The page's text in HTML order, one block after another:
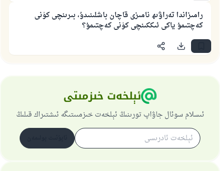
رامىزاندا تەراۋىھ نامىزى قاچان باشلىنىدۇ، بىرىنچى كۈنى
كەچتىمۇ ياكى ئىككىنچى كۈنى كەچتىمۇ؟
ئېلخەت خىزمىتى
ئىسلام سوئال جاۋاپ تورىنىڭ ئېلخەت خىزمىىتىگە ئىشتىراك قىلىڭ
ئۇممەتكە جاۋاپ بېرىشىمىزگە ياردەم قىلىڭ
پەيغەمبەرئەلەيھىسسالام مۇنداق دېگەن:
ياخشىلىققا باشلارپ قويغان كىشى قىلغۇچىغا
ئوخشاش ساۋاپقا ئېرىشىدۇ
مۇسلىم رىۋايەت قىلغان (1893) ھەدىس
ئىئائە